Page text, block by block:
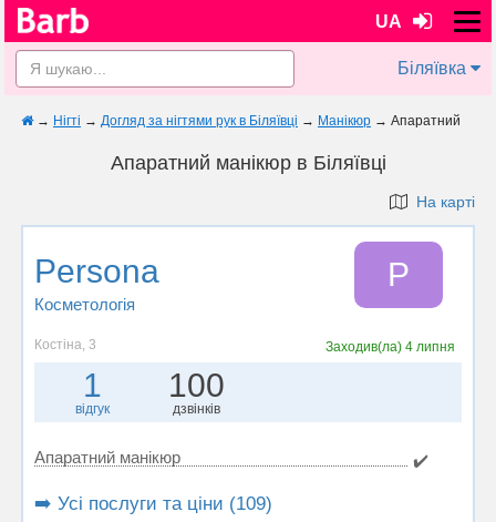
UA
Біляївка
→ Нігті → Догляд за нігтями рук в Біляївці → Манікюр → Апаратний
Апаратний манікюр в Біляївці
На карті
Persona
Косметологія
P
Костіна, 3 Заходив(ла)4 липня
1
відгук
100
дзвінків
Апаратний манікюр ✔️
➡️ Усі послуги та ціни (109)